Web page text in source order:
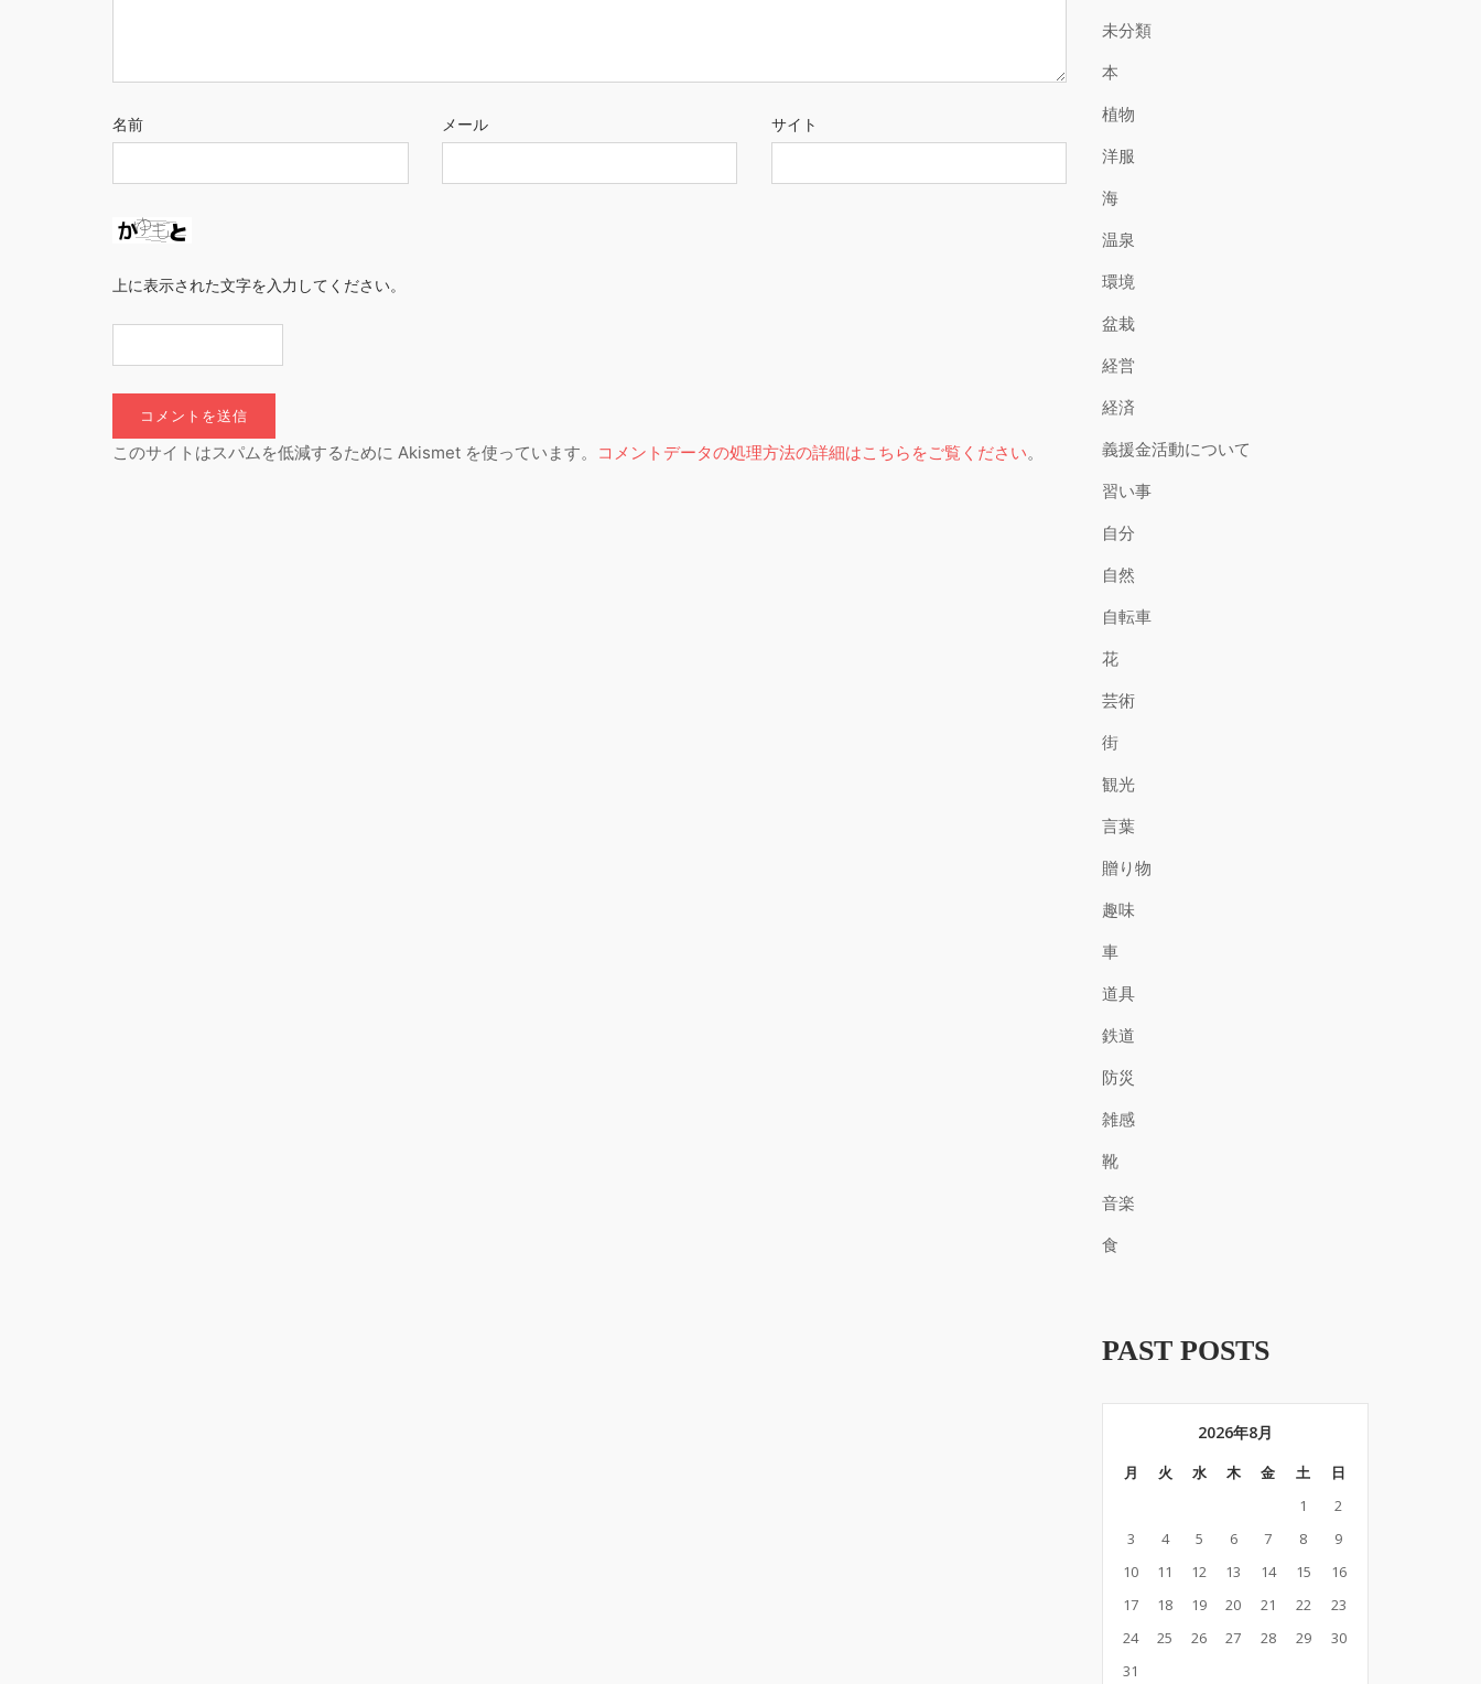
名前 メール サイト
上に表示された文字を入力してください。
このサイトはスパムを低減するために Akismet を使っています。 コメントデータの処理方法の詳細はこちらをご覧ください。
未分類
本
植物
洋服
海
温泉
環境
盆栽
経営
経済
義援金活動について
習い事
自分
自然
自転車
花
芸術
街
観光
言葉
贈り物
趣味
車
道具
鉄道
防災
雑感
靴
音楽
食
PAST POSTS
2026年8月
月 火 水 木 金 土
日
1
2
3
4 5 6 7 8
9
10
11 12 13 14 15
16
17
18 19 20 21 22
23
24
25 26 27 28 29
30
31